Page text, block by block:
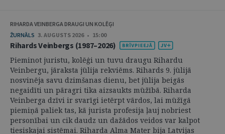
RIHARDA VEINBERGA DRAUGI UN KOLĒĢI
ŽURNĀLS 3. AUGUSTS 2026 • 15:00
Rihards Veinbergs (1987–2026)
Pieminot juristu, kolēģi un tuvu draugu Rihardu
Veinbergu, jāraksta jūlija rekviēms. Rihards 9. jūlijā
nosvinēja savu dzimšanas dienu, bet jūlija beigās
negaidīti un pāragri tika aizsaukts mūžībā. Riharda
Veinberga dzīvi ir svarīgi ietērpt vārdos, lai mūžīgā
piemiņā paliek tas, kā jurista profesija ļauj nobriest
personībai un cik daudz un dažādos veidos var kalpot
tiesiskajai sistēmai. Riharda Alma Mater bija Latvijas